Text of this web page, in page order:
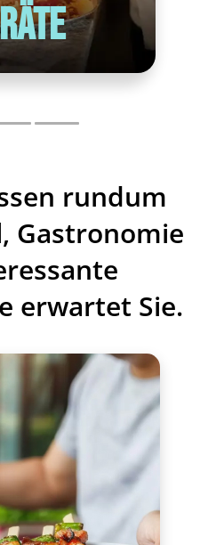
rundum
Gastronomie
erwartet Sie.